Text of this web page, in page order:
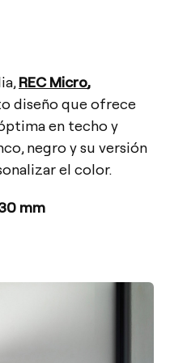
REC Micro,
diseño que ofrece
en techo y
negro y su versión
el color.
mm